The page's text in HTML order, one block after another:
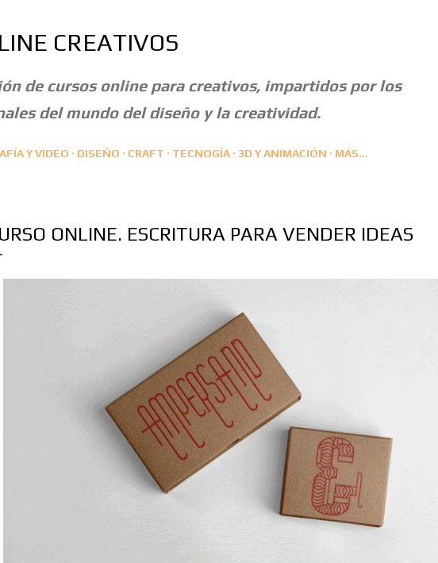
CREATIVOS
de cursos online para creativos, impartidos por los
del mundo del diseño y la creatividad.
Y VIDEO DISEÑO CRAFT TECNOGÍA 3D Y ANIMACIÓN MÁS…
ONLINE. ESCRITURA PARA VENDER IDEAS